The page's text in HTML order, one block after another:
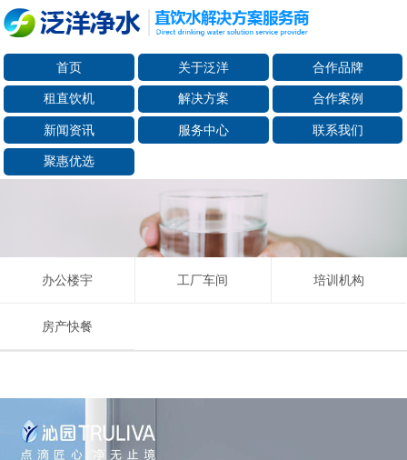
首页 关于泛洋 合作品牌
租直饮机 解决方案 合作案例
新闻资讯 服务中心 联系我们
聚惠优选
办公楼宇 工厂车间 培训机构
房产快餐